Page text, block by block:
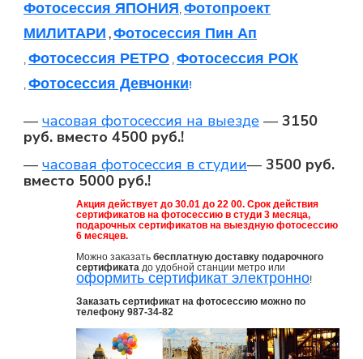
Фотосессия ЯПОНИЯ, Фотопроект
МИЛИТАРИ , Фотосессия Пин Ап
, Фотосессия РЕТРО , Фотосессия РОК
, Фотосессия Девчонки!
— часовая фотосессия на выезде — 3150
руб. вместо 4500 руб.!
— часовая фотосессия в студии— 3500 руб.
вместо 5000 руб.!
Акция действует до 30.01 до 22 00. Срок действия
сертификатов на фотосессию в студи 3 месяца,
подарочных сертификатов на выездную фотосессию
6 месяцев.
Можно заказать бесплатную доставку подарочного
сертификата до удобной станции метро или
оформить сертификат электронно!
Заказать сертификат на фотосессию можно по
телефону 987-34-82